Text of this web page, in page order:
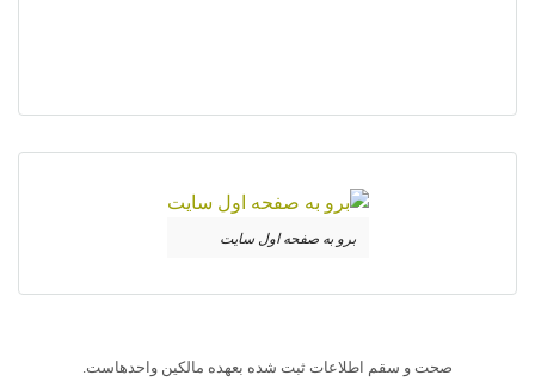
برو به صفحه اول سایت
صحت و سقم اطلاعات ثبت شده بعهده مالکین واحدهاست.